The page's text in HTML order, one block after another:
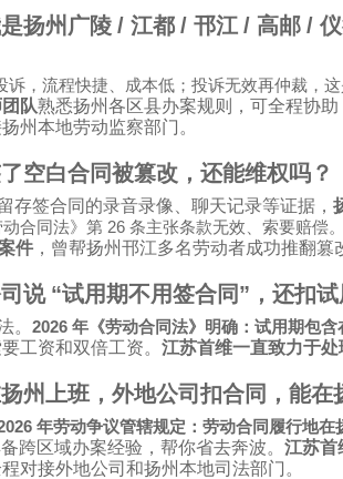
是扬州广陵 / 江都 / 邗江 / 高邮 /
诉，流程快捷、成本低；投诉无效再仲裁，
队熟悉扬州各区县办案规则，可全程协
州本地劳动监察部门。
了空白合同被篡改，还能维权吗？
存签合同的录音录像、聊天记录等证据，
合同法》第 26 条主张条款无效、索要赔偿
件 ，曾帮扬州邗江多名劳动者成功推翻篡
司说 “试用期不用签合同” ，还扣
。 2026 年《劳动合同法》明确：试用期包
工资和双倍工资。 江苏首维一直致力于处
扬州上班，外地公司扣合同，能在
年劳动争议管辖规定：劳动合同履行地在
备跨区域办案经验，帮你省去奔波。 江苏首
程对接外地公司和扬州本地司法部门。